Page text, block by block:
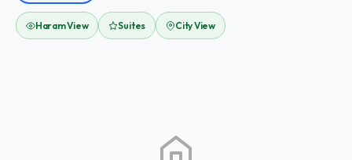
Haram View Suites City View